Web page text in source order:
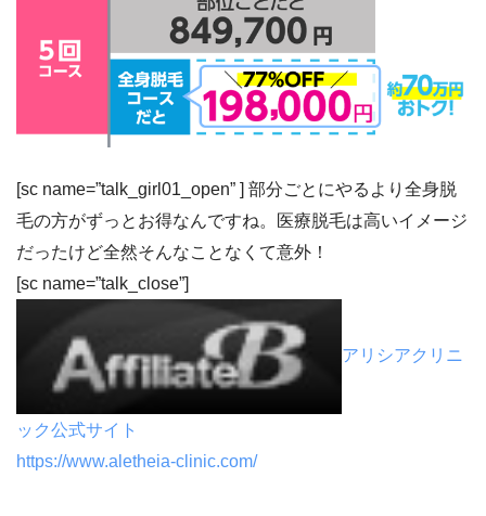
[sc name=”talk_girl01_open” ] 部分ごとにやるより全身脱
毛の方がずっとお得なんですね。医療脱毛は高いイメージ
だったけど全然そんなことなくて意外！
[sc name=”talk_close”]
アリシアクリニ
ック公式サイト
https://www.aletheia-clinic.com/